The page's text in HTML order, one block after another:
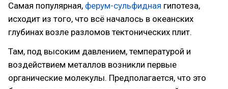
Самая популярная, ферум-сульфидная гипотеза,
исходит из того, что всё началось в океанских
глубинах возле разломов тектонических плит.
Там, под высоким давлением, температурой и
воздействием металлов возникли первые
органические молекулы. Предполагается, что это